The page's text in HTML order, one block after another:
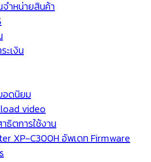
ำหน่ายสินค้า
ะเงิน
อดนิยม
video
ธิตการใช้งาน
XP-C300H อัพเดท Firmware